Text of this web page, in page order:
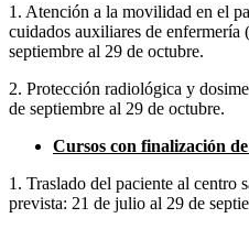
1. Atención a la movilidad en el
cuidados auxiliares de enfermería
septiembre al 29 de octubre.
2. Protección radiológica y
de septiembre al 29 de octubre.
Cursos con finalización
1. Traslado del paciente al centro
prevista: 21 de julio al 29 de